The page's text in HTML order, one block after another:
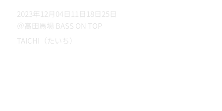
2023年12月04日11日18日25日
＠高田馬場 BASS ON TOP
TAICHI（たいち）